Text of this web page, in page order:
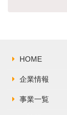
HOME
企業情報
事業一覧